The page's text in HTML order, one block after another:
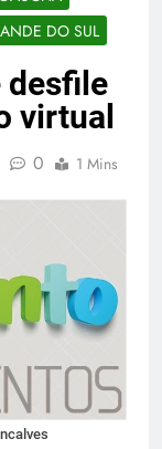
DO SUL
desfile
virtual
0 1 Mins